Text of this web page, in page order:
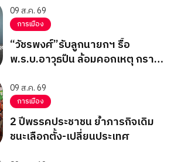
09 ส.ค. 69
การเมือง
“วัชรพงศ์”รับลูกนายกฯ รื้อ
พ.ร.บ.อาวุธปืน ล้อมคอกเหตุ กราด
09 ส.ค. 69
การเมือง
2 ปีพรรคประชาชน ย้ำภารกิจเดิม
ชนะเลือกตั้ง-เปลี่ยนประเทศ